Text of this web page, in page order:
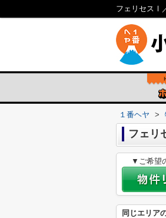
フェリセスⅠ
１番ヘヤ >
フェリ
▼ご希望
同じエリア